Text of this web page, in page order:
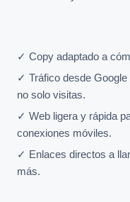
✓ Copy adaptado a
✓ Tráfico desde
no solo visitas.
✓ Web ligera y rápida
conexiones móviles.
✓ Enlaces directos a
más.